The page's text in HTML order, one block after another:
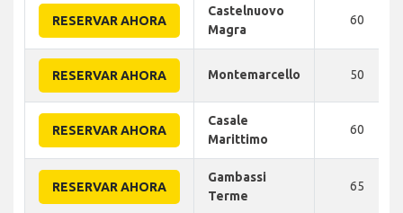
RESERVAR AHORA
Castelnuovo
Magra
60
RESERVAR AHORA Montemarcello 50
RESERVAR AHORA
Casale
Marittimo
60
RESERVAR AHORA
Gambassi
Terme
65